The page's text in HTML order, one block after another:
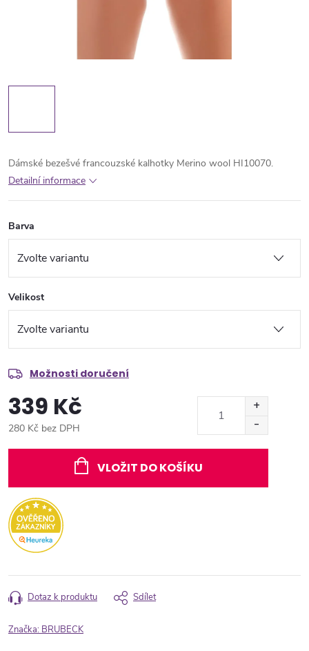
Dámské bezešvé francouzské kalhotky Merino wool HI10070.
Detailní informace
Barva
Velikost
Možnosti doručení
339 Kč
280 Kč bez DPH
VLOŽIT DO KOŠÍKU
Dotaz k produktu Sdílet
Značka: BRUBECK